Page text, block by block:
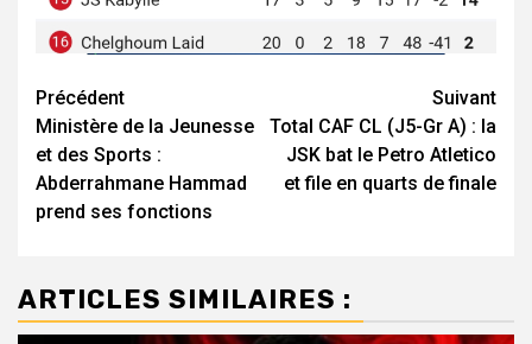
Navigation
d’article
Précédent
Ministère de la Jeunesse
et des Sports :
Abderrahmane Hammad
prend ses fonctions
Suivant
Total CAF CL (J5-Gr A) : la
JSK bat le Petro Atletico
et file en quarts de finale
ARTICLES SIMILAIRES :